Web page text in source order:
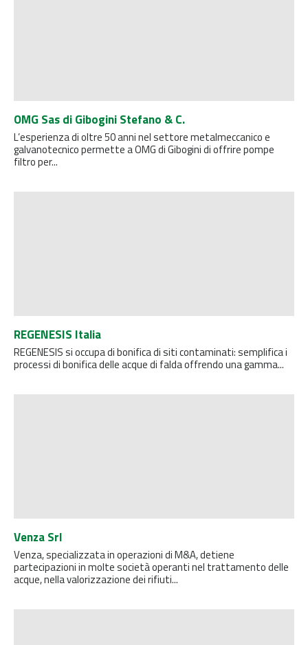
OMG Sas di Gibogini Stefano & C.
L’esperienza di oltre 50 anni nel settore metalmeccanico e
galvanotecnico permette a OMG di Gibogini di offrire pompe
filtro per...
REGENESIS Italia
REGENESIS si occupa di bonifica di siti contaminati: semplifica i
processi di bonifica delle acque di falda offrendo una gamma...
Venza Srl
Venza, specializzata in operazioni di M&A, detiene
partecipazioni in molte società operanti nel trattamento delle
acque, nella valorizzazione dei rifiuti...